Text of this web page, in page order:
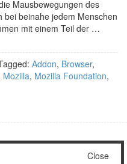
Mausbewegungen des
bei beinahe jedem Menschen
mit einem Teil der …
Addon, Browser,
Mozilla, Mozilla Foundation,
täglich Spam.
Close